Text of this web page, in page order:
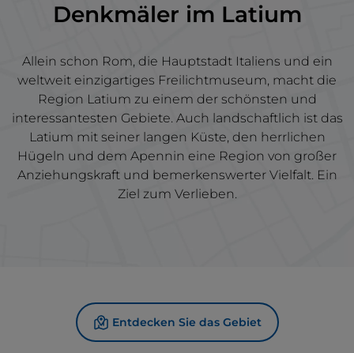
Denkmäler im Latium
Allein schon Rom, die Hauptstadt Italiens und ein
weltweit einzigartiges Freilichtmuseum, macht die
Region Latium zu einem der schönsten und
interessantesten Gebiete. Auch landschaftlich ist das
Latium mit seiner langen Küste, den herrlichen
Hügeln und dem Apennin eine Region von großer
Anziehungskraft und bemerkenswerter Vielfalt. Ein
Ziel zum Verlieben.
Entdecken Sie das Gebiet